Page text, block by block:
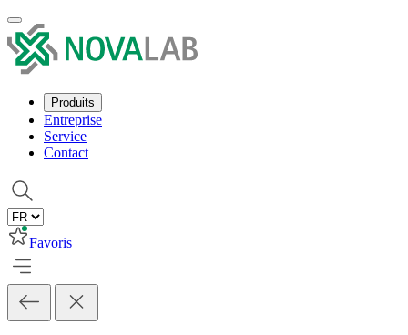
Produits
Entreprise
Service
Contact
Favoris